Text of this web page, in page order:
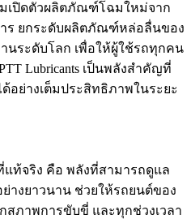
เปิดตัวผลิตภัณฑ์โฉมใหม่จาก
การ ยกระดับผลิตภัณฑ์หล่อลื่นของ
นระดับโลก เพื่อให้ผู้ใช้รถทุกคน
Lubricants เป็นพลังสำคัญที่
อย่างเต็มประสิทธิภาพในระยะ
แท้จริง คือ พลังที่สามารถดูแล
างยาวนาน ช่วยให้รถยนต์ของ
ภาพการขับขี่ และทุกช่วงเวลา